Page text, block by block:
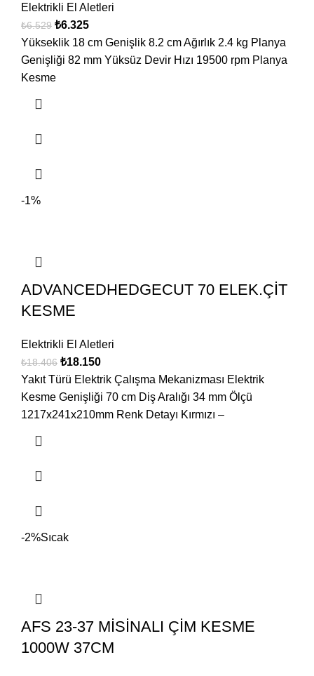
Elektrikli El Aletleri
₺6.529 ₺6.325
Yükseklik 18 cm Genişlik 8.2 cm Ağırlık 2.4 kg Planya
Genişliği 82 mm Yüksüz Devir Hızı 19500 rpm Planya
Kesme
-1%
ADVANCEDHEDGECUT 70 ELEK.ÇİT
KESME
Elektrikli El Aletleri
₺18.406 ₺18.150
Yakıt Türü Elektrik Çalışma Mekanizması Elektrik
Kesme Genişliği 70 cm Diş Aralığı 34 mm Ölçü
1217x241x210mm Renk Detayı Kırmızı –
-2%Sıcak
AFS 23-37 MİSİNALI ÇİM KESME
1000W 37CM